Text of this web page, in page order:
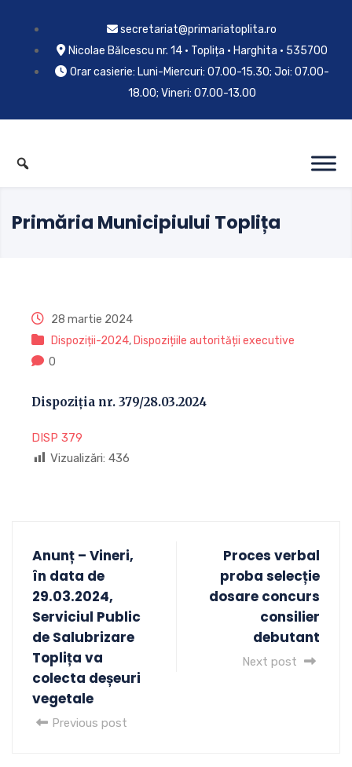
secretariat@primariatoplita.ro
Nicolae Bălcescu nr. 14 • Toplița • Harghita • 535700
Orar casierie: Luni-Miercuri: 07.00-15.30; Joi: 07.00-
18.00; Vineri: 07.00-13.00
Primăria Municipiului Toplița
28 martie 2024
Dispoziții-2024, Dispozițiile autorității executive
0
Dispoziția nr. 379/28.03.2024
DISP 379
Vizualizări: 436
Anunț – Vineri,
în data de
29.03.2024,
Serviciul Public
de Salubrizare
Toplița va
colecta deșeuri
vegetale
Previous post
Proces verbal
proba selecție
dosare concurs
consilier
debutant
Next post